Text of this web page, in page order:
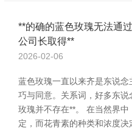
**的确的蓝色玫瑰无法通
公司长取得**
2026-02-06
蓝色玫瑰一直以来齐是东说
巧与同意。关系词，好多东
玫瑰并不存在**。 在当然界
定，而花青素的种类和浓度